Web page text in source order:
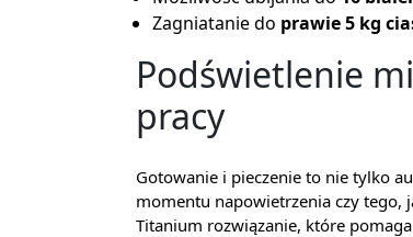
Zagniatanie do prawie 5 kg
Podświetlenie
pracy
Gotowanie i pieczenie to nie tylko
momentu napowietrzenia czy tego,
Titanium rozwiązanie, które